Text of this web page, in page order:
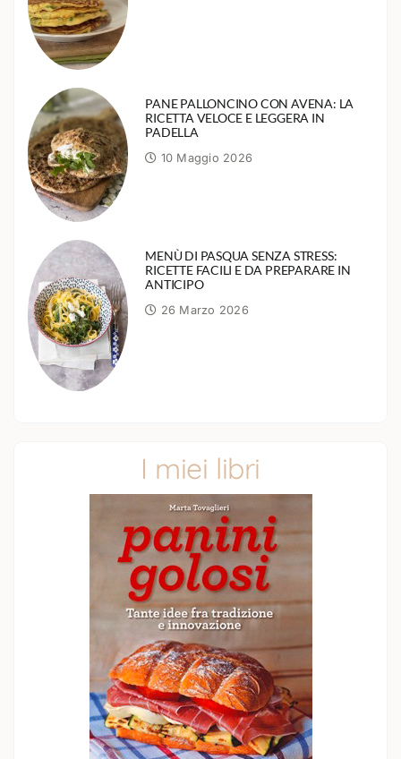
PANE PALLONCINO CON AVENA: LA
RICETTA VELOCE E LEGGERA IN
PADELLA
10 Maggio 2026
MENÙ DI PASQUA SENZA STRESS:
RICETTE FACILI E DA PREPARARE IN
ANTICIPO
26 Marzo 2026
I miei libri